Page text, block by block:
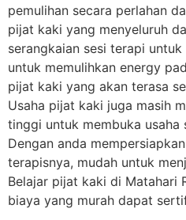
pemulihan secara perlahan
pijat kaki yang menyeluruh
serangkaian sesi terapi
untuk memulihkan energy
pijat kaki yang akan terasa
Usaha pijat kaki juga masih
tinggi untuk membuka usaha
Dengan anda
terapisnya, mudah untuk
Belajar pijat kaki di Matahari
biaya yang murah dapat